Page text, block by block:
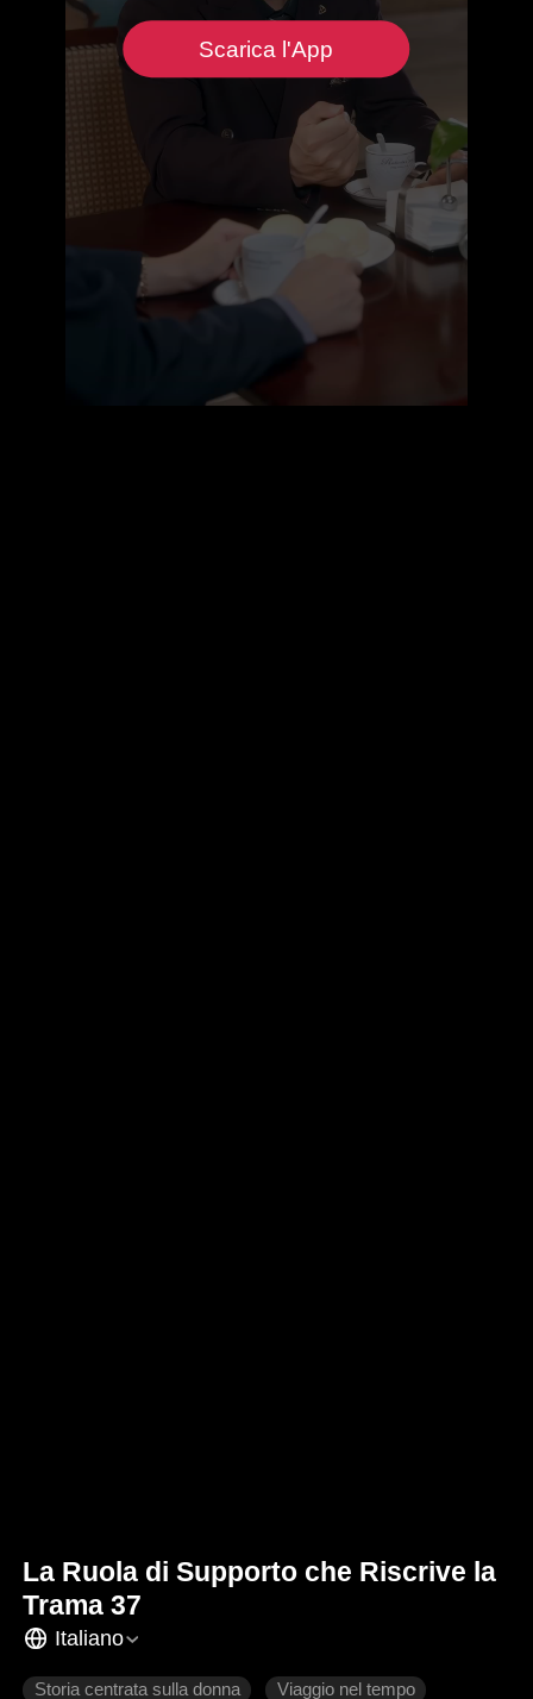
Scarica l'App
La Ruola di Supporto che Riscrive la
Trama 37
Italiano
Storia centrata sulla donna Viaggio nel tempo